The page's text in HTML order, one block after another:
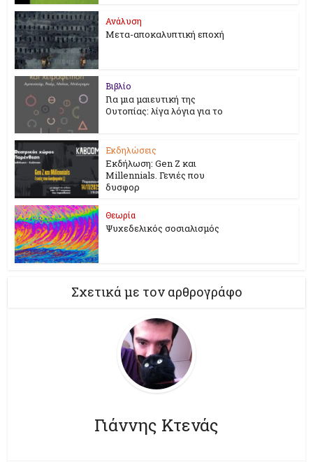
Ανάλυση
Μετα-αποκαλυπτική εποχή
Βιβλίο
Για μια μαιευτική της
Ουτοπίας: λίγα λόγια για το
Εκδηλώσεις
Εκδήλωση: Gen Z και
Millennials. Γενιές που
δυσφορ
Θεωρία
Ψυχεδελικός σοσιαλισμός
Σχετικά με τον αρθρογράφο
Γιάννης Κτενάς